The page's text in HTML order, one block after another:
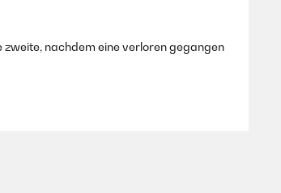
zweite, nachdem eine verloren gegangen